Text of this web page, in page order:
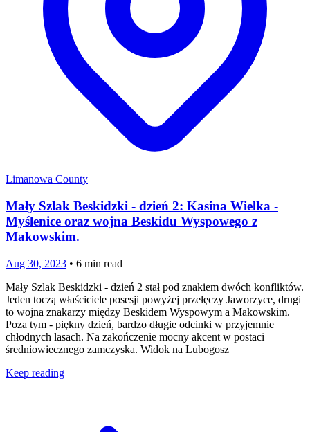
Limanowa County
Mały Szlak Beskidzki - dzień 2: Kasina Wielka -
Myślenice oraz wojna Beskidu Wyspowego z
Makowskim.
Aug 30, 2023 • 6 min read
Mały Szlak Beskidzki - dzień 2 stał pod znakiem dwóch konfliktów.
Jeden toczą właściciele posesji powyżej przełęczy Jaworzyce, drugi
to wojna znakarzy między Beskidem Wyspowym a Makowskim.
Poza tym - piękny dzień, bardzo długie odcinki w przyjemnie
chłodnych lasach. Na zakończenie mocny akcent w postaci
średniowiecznego zamczyska. Widok na Lubogosz
Keep reading